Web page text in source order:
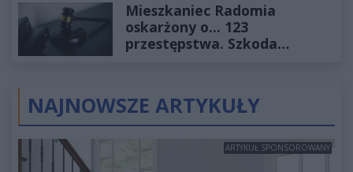
Mieszkaniec Radomia
oskarżony o... 123
przestępstwa. Szkoda
NAJNOWSZE ARTYKUŁY
ARTYKUŁ SPONSOROWANY